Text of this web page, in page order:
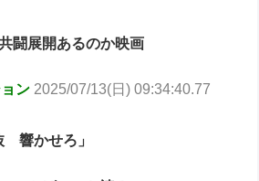
闘展開あるのか映画
ン 2025/07/13(日) 09:34:40.77
響かせろ」